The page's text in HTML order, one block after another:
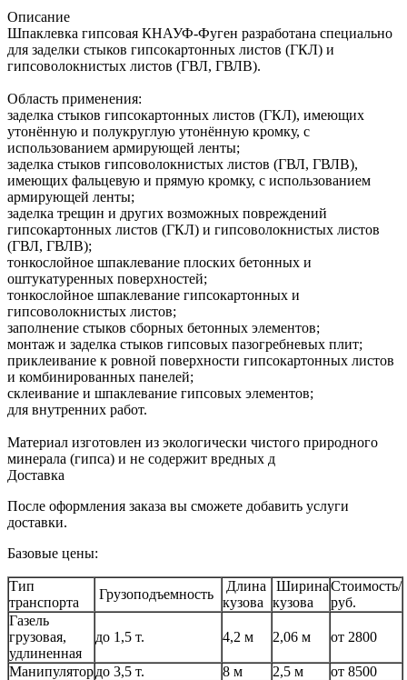
Описание
Шпаклевка гипсовая КНАУФ-Фуген разработана специально
для заделки стыков гипсокартонных листов (ГКЛ) и
гипсоволокнистых листов (ГВЛ, ГВЛВ).
Область применения:
заделка стыков гипсокартонных листов (ГКЛ), имеющих
утонённую и полукруглую утонённую кромку, с
использованием армирующей ленты;
заделка стыков гипсоволокнистых листов (ГВЛ, ГВЛВ),
имеющих фальцевую и прямую кромку, с использованием
армирующей ленты;
заделка трещин и других возможных повреждений
гипсокартонных листов (ГКЛ) и гипсоволокнистых листов
(ГВЛ, ГВЛВ);
тонкослойное шпаклевание плоских бетонных и
оштукатуренных поверхностей;
тонкослойное шпаклевание гипсокартонных и
гипсоволокнистых листов;
заполнение стыков сборных бетонных элементов;
монтаж и заделка стыков гипсовых пазогребневых плит;
приклеивание к ровной поверхности гипсокартонных листов
и комбинированных панелей;
склеивание и шпаклевание гипсовых элементов;
для внутренних работ.
Материал изготовлен из экологически чистого природного
минерала (гипса) и не содержит вредных д
Доставка
После оформления заказа вы сможете добавить услуги
доставки.
Базовые цены:
Тип
транспорта
Грузоподъемность
Длина
кузова
Ширина
кузова
Стоимость/
руб.
Газель
грузовая,
удлиненная
до 1,5 т. 4,2 м 2,06 м от 2800
Манипулятордо 3,5 т. 8 м 2,5 м
от 8500